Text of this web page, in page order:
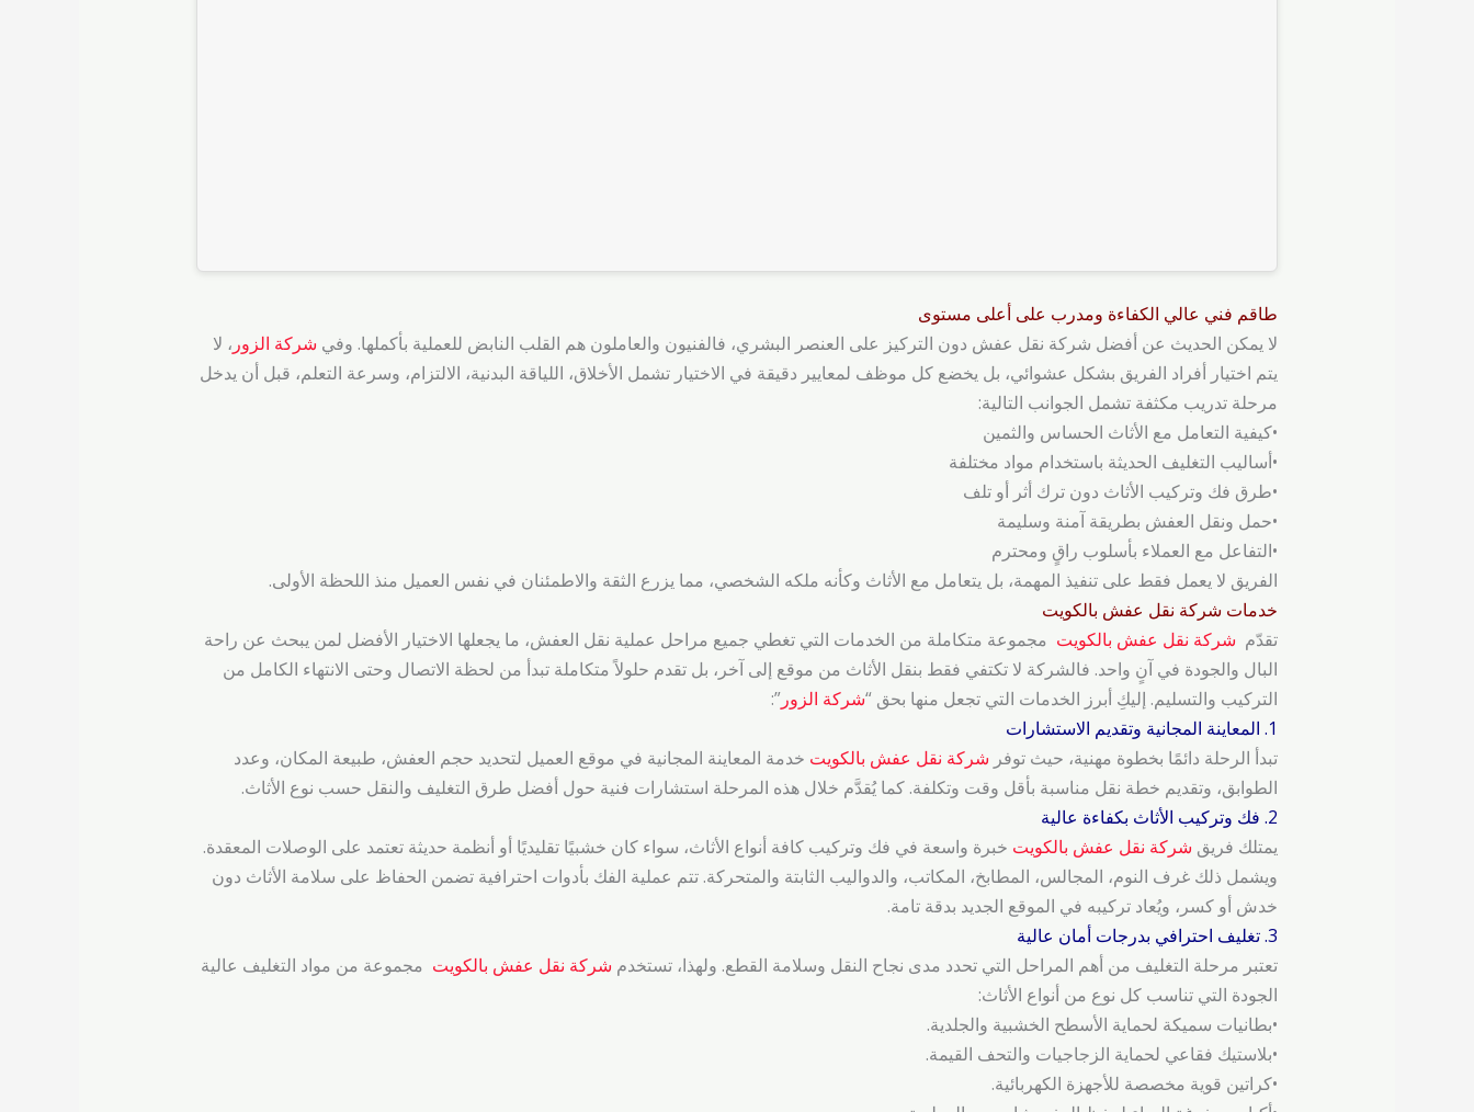
طاقم فني عالي الكفاءة ومدرب على أعلى مستوى
لا يمكن الحديث عن أفضل شركة نقل عفش دون التركيز على العنصر البشري، فالفنيون والعاملون هم القلب النابض للعملية بأكملها. وفي شركة الزور ، لا
يتم اختيار أفراد الفريق بشكل عشوائي، بل يخضع كل موظف لمعايير دقيقة في الاختيار تشمل الأخلاق، اللياقة البدنية، الالتزام، وسرعة التعلم، قبل أن يدخل
مرحلة تدريب مكثفة تشمل الجوانب التالية:
•كيفية التعامل مع الأثاث الحساس والثمين
•أساليب التغليف الحديثة باستخدام مواد مختلفة
•طرق فك وتركيب الأثاث دون ترك أثر أو تلف
•حمل ونقل العفش بطريقة آمنة وسليمة
•التفاعل مع العملاء بأسلوب راقٍ ومحترم
الفريق لا يعمل فقط على تنفيذ المهمة، بل يتعامل مع الأثاث وكأنه ملكه الشخصي، مما يزرع الثقة والاطمئنان في نفس العميل منذ اللحظة الأولى.
خدمات ‌‌شركة نقل عفش بالكويت
تقدّم ‌ شركة نقل عفش بالكويت مجموعة متكاملة من الخدمات التي تغطي جميع مراحل عملية نقل العفش، ما يجعلها الاختيار الأفضل لمن يبحث عن راحة
البال والجودة في آنٍ واحد. فالشركة لا تكتفي فقط بنقل الأثاث من موقع إلى آخر، بل تقدم حلولاً متكاملة تبدأ من لحظة الاتصال وحتى الانتهاء الكامل من
التركيب والتسليم. إليكِ أبرز الخدمات التي تجعل منها بحق “شركة الزور ”:
1. المعاينة المجانية وتقديم الاستشارات
تبدأ الرحلة دائمًا بخطوة مهنية، حيث توفر شركة نقل عفش بالكويت خدمة المعاينة المجانية في موقع العميل لتحديد حجم العفش، طبيعة المكان، وعدد
الطوابق، وتقديم خطة نقل مناسبة بأقل وقت وتكلفة. كما يُقدَّم خلال هذه المرحلة استشارات فنية حول أفضل طرق التغليف والنقل حسب نوع الأثاث.
2. فك وتركيب الأثاث بكفاءة عالية
يمتلك فريق شركة نقل عفش بالكويت خبرة واسعة في فك وتركيب كافة أنواع الأثاث، سواء كان خشبيًا تقليديًا أو أنظمة حديثة تعتمد على الوصلات المعقدة.
ويشمل ذلك غرف النوم، المجالس، المطابخ، المكاتب، والدواليب الثابتة والمتحركة. تتم عملية الفك بأدوات احترافية تضمن الحفاظ على سلامة الأثاث دون
خدش أو كسر، ويُعاد تركيبه في الموقع الجديد بدقة تامة.
3. تغليف احترافي بدرجات أمان عالية
تعتبر مرحلة التغليف من أهم المراحل التي تحدد مدى نجاح النقل وسلامة القطع. ولهذا، تستخدم شركة نقل عفش بالكويت مجموعة من مواد التغليف عالية
الجودة التي تناسب كل نوع من أنواع الأثاث:
•بطانيات سميكة لحماية الأسطح الخشبية والجلدية.
•بلاستيك فقاعي لحماية الزجاجيات والتحف القيمة.
•كراتين قوية مخصصة للأجهزة الكهربائية.